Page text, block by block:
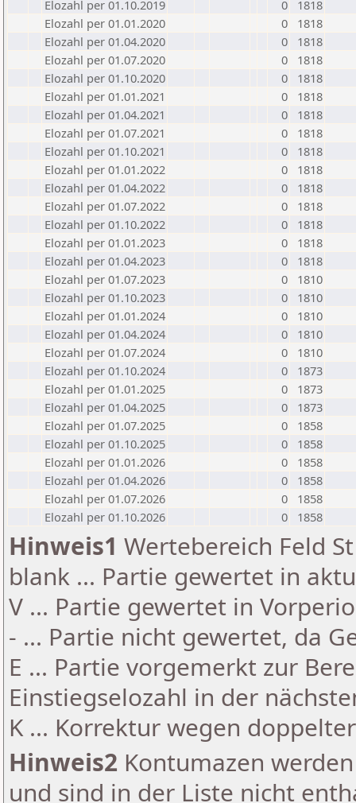
Elozahl per 01.10.2019
0
1818
Elozahl per 01.01.2020
0
1818
Elozahl per 01.04.2020
0
1818
Elozahl per 01.07.2020
0
1818
Elozahl per 01.10.2020
0
1818
Elozahl per 01.01.2021
0
1818
Elozahl per 01.04.2021
0
1818
Elozahl per 01.07.2021
0
1818
Elozahl per 01.10.2021
0
1818
Elozahl per 01.01.2022
0
1818
Elozahl per 01.04.2022
0
1818
Elozahl per 01.07.2022
0
1818
Elozahl per 01.10.2022
0
1818
Elozahl per 01.01.2023
0
1818
Elozahl per 01.04.2023
0
1818
Elozahl per 01.07.2023
0
1810
Elozahl per 01.10.2023
0
1810
Elozahl per 01.01.2024
0
1810
Elozahl per 01.04.2024
0
1810
Elozahl per 01.07.2024
0
1810
Elozahl per 01.10.2024
0
1873
Elozahl per 01.01.2025
0
1873
Elozahl per 01.04.2025
0
1873
Elozahl per 01.07.2025
0
1858
Elozahl per 01.10.2025
0
1858
Elozahl per 01.01.2026
0
1858
Elozahl per 01.04.2026
0
1858
Elozahl per 01.07.2026
0
1858
Elozahl per 01.10.2026
0 1858
Hinweis1 Wertebereich Feld
blank ... Partie gewertet in
V ... Partie gewertet in
- ... Partie nicht gewertet, da
E ... Partie vorgemerkt zur
Einstiegselozahl in der
K ... Korrektur wegen
Hinweis2 Kontumazen
und sind in der Liste nicht